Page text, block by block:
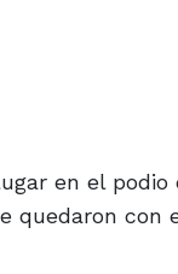
en el
quedaron